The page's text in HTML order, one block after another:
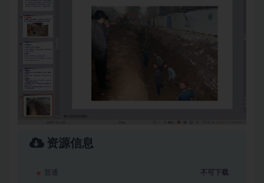
资源信息
普通 不可下载